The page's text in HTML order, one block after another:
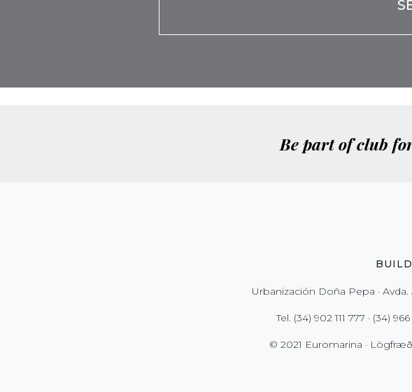
Be part of club
Urbanización Doña Pepa ·
Tel. (34) 902 111 777 · (34)
© 2021 Euromarina ·